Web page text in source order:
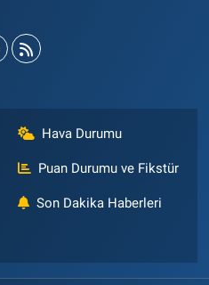
Hava Durumu
Puan Durumu ve Fikstür
Son Dakika Haberleri